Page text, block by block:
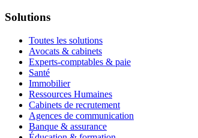
Solutions
Toutes les solutions
Avocats & cabinets
Experts-comptables & paie
Santé
Immobilier
Ressources Humaines
Cabinets de recrutement
Agences de communication
Banque & assurance